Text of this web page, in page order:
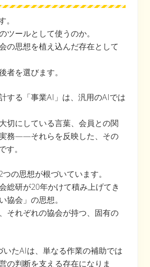
ツールとして使うのか。
の思想を植え込んだ存在として
者を選びます。
する「事業AI」は、汎用のAIでは
切にしている言葉、会員との関
務——それらを反映した、その
す。
の思想が根づいています。
総研が20年かけて積み上げてき
協会」の思想。
それぞれの協会が持つ、固有の
いたAIは、単なる作業の補助では
の判断を支える存在になりま